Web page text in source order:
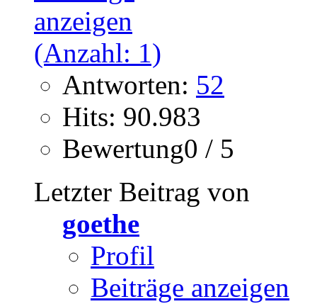
Antworten: 52
Hits: 90.983
Bewertung0 / 5
Letzter Beitrag von
goethe
Profil
Beiträge anzeigen